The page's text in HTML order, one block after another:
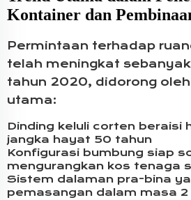
Kontainer dan
Permintaan terhadap
telah meningkat sebanyak
tahun 2020, didorong
utama:
Dinding keluli corten beraisi
jangka hayat 50 tahun
Konfigurasi bumbung siap
mengurangkan kos tenaga
Sistem dalaman pra-bina
pemasangan dalam masa 2